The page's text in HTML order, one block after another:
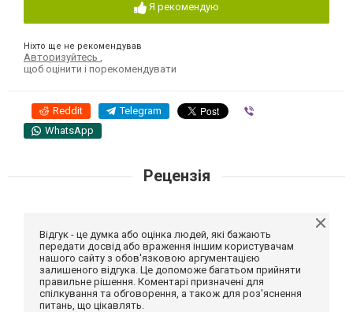
Я рекомендую
Ніхто ще не рекомендував
Авторизуйтесь
щоб оцінити і порекомендувати
Reddit Telegram
WhatsApp
Рецензія
Відгук - це думка або оцінка людей, які бажають
передати досвід або враження іншим користувачам
нашого сайту з обов'язковою аргументацією
залишеного відгука. Це допоможе багатьом прийняти
правильне рішення. Коментарі призначені для
спілкування та обговорення, а також для роз'яснення
питань, що цікавлять.